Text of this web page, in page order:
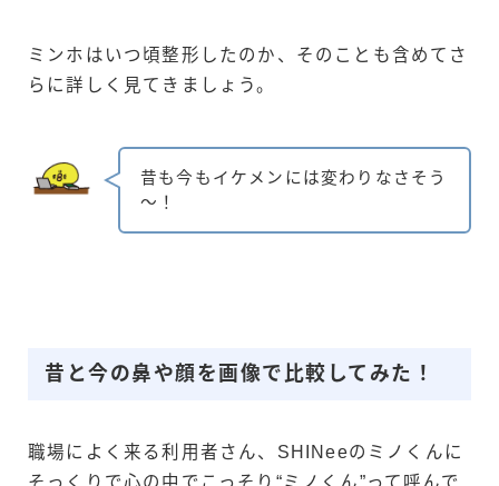
ミンホはいつ頃整形したのか、そのことも含めてさ
らに詳しく見てきましょう。
昔も今もイケメンには変わりなさそう
～！
昔と今の鼻や顔を画像で比較してみた！
職場によく来る利用者さん、SHINeeのミノくんに
そっくりで心の中でこっそり“ミノくん”って呼んで